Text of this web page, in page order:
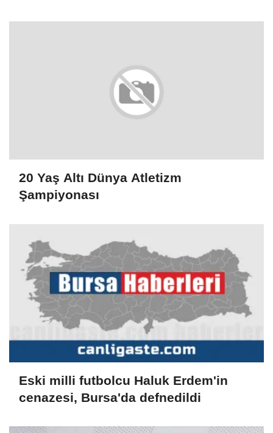
20 Yaş Altı Dünya Atletizm
Şampiyonası
Eski milli futbolcu Haluk Erdem'in
cenazesi, Bursa'da defnedildi